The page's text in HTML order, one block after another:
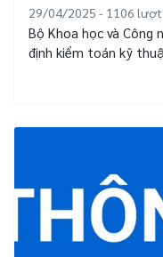
29/04/2025 - 1106 lượt
Bộ Khoa học và Công
định kiểm toán kỹ